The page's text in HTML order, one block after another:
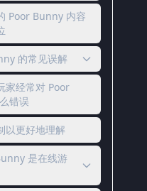
Poor Bunny 内容
的常见误解
家经常对 Poor
错误
以更好地理解
是在线游